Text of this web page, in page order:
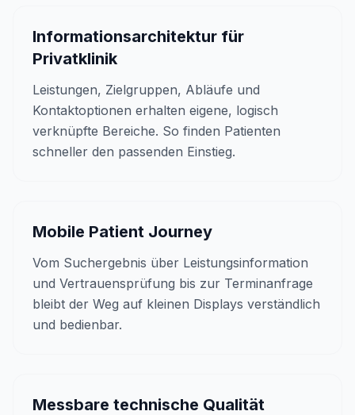
Informationsarchitektur für
Privatklinik
Leistungen, Zielgruppen, Abläufe und
Kontaktoptionen erhalten eigene, logisch
verknüpfte Bereiche. So finden Patienten
schneller den passenden Einstieg.
Mobile Patient Journey
Vom Suchergebnis über Leistungsinformation
und Vertrauensprüfung bis zur Terminanfrage
bleibt der Weg auf kleinen Displays verständlich
und bedienbar.
Messbare technische Qualität